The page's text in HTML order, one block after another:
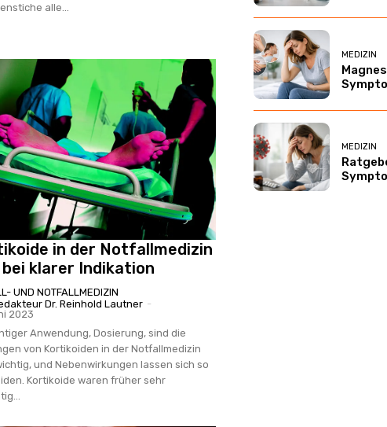
alle...
in der Notfallmedizin
bei ­klarer Indikation
UND NOTFALLMEDIZIN
Dr. Reinhold Lautner -
2023
Anwendung, Dosierung, sind die
von Kortikoiden in der Notfallmedizin
und Nebenwirkungen lassen sich so
Kortikoide waren früher sehr
MEDIZIN
MEDIZIN